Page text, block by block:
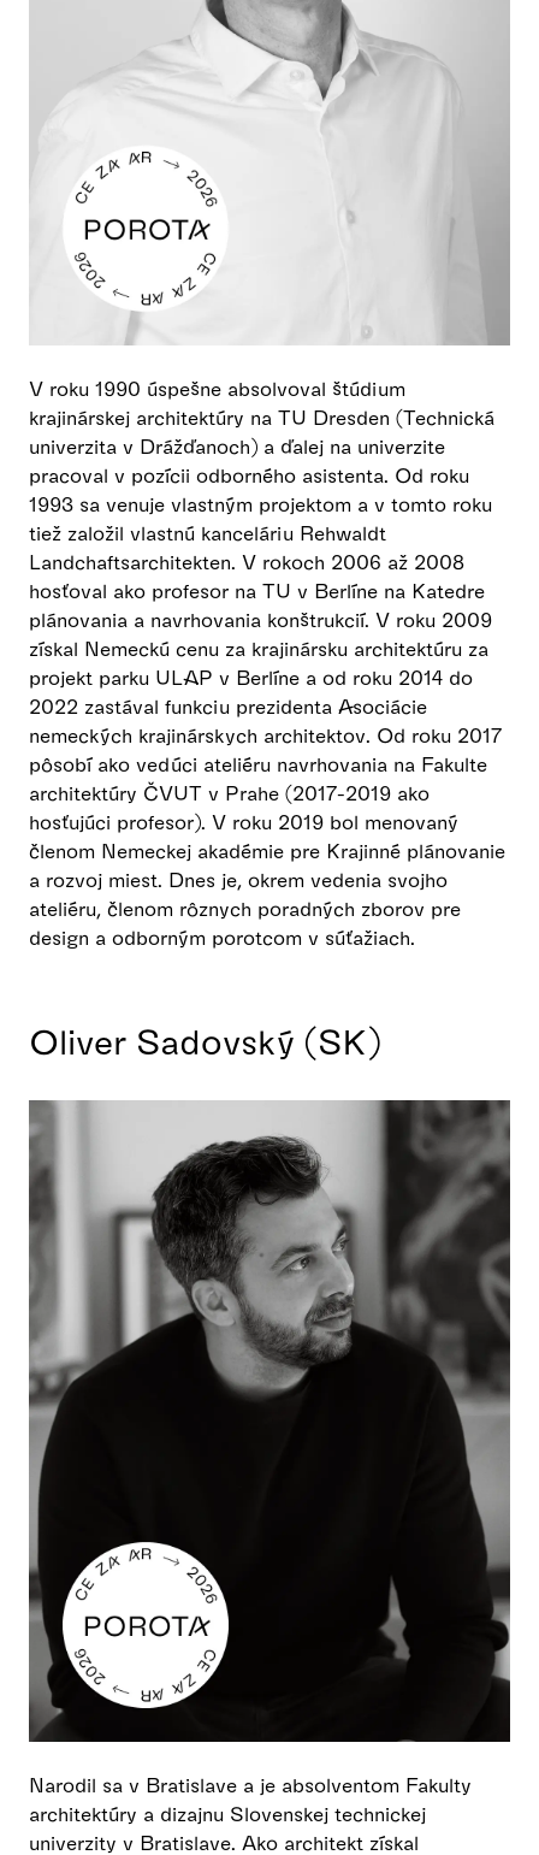
V roku 1990 úspešne absolvoval štúdium
krajinárskej architektúry na TU Dresden (Technická
univerzita v Drážďanoch) a ďalej na univerzite
pracoval v pozícii odborného asistenta. Od roku
1993 sa venuje vlastným projektom a v tomto roku
tiež založil vlastnú kanceláriu Rehwaldt
Landchaftsarchitekten. V rokoch 2006 až 2008
hosťoval ako profesor na TU v Berlíne na Katedre
plánovania a navrhovania konštrukcií. V roku 2009
získal Nemeckú cenu za krajinársku architektúru za
projekt parku ULAP v Berlíne a od roku 2014 do
2022 zastával funkciu prezidenta Asociácie
nemeckých krajinárskych architektov. Od roku 2017
pôsobí ako vedúci ateliéru navrhovania na Fakulte
architektúry ČVUT v Prahe (2017-2019 ako
hosťujúci profesor). V roku 2019 bol menovaný
členom Nemeckej akadémie pre Krajinné plánovanie
a rozvoj miest. Dnes je, okrem vedenia svojho
ateliéru, členom rôznych poradných zborov pre
design a odborným porotcom v súťažiach.
Oliver Sadovský (SK)
Narodil sa v Bratislave a je absolventom Fakulty
architektúry a dizajnu Slovenskej technickej
univerzity v Bratislave. Ako architekt získal